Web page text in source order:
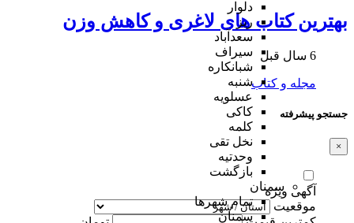
دلوار
ریز
سعدآباد
سیراف
شبانکاره
شنبه
عسلویه
کاکی
کلمه
نخل تقی
وحدتیه
بازگشت
سمنان
تمام شهر‌ها
سمنان
بهترین کتاب های لاغری و کاهش وزن
6 سال قبل
مجله و کتاب
جستجو پیشرفته
×
آگهی ویژه
موقعیت